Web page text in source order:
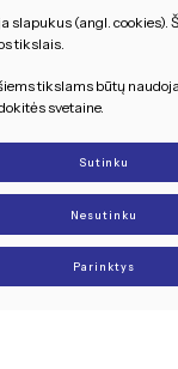
Finansinių ataskaitų
lengvieji
Lėšos veiklai
Dokumentai
Visos teisės
Slapukų parinktys
Duomenų apsauga
TEXUS
slapukus (angl. cookies).
tikslais.
tikslams būtų
svetaine.
Sutinku
Nesutinku
Parinktys